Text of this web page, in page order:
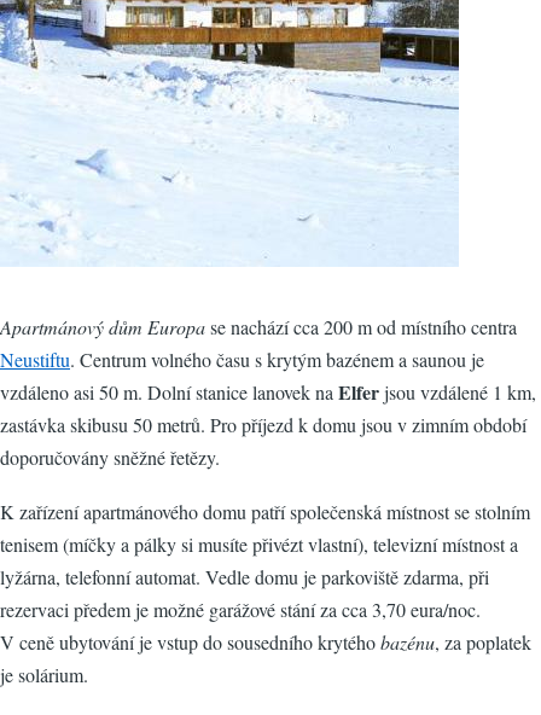
Apartmánový dům Europase nachází cca 200 m od místního centra
Neustiftu. Centrum volného času s krytým bazénem a saunou je
vzdáleno asi 50 m. Dolní stanice lanovek na Elferjsou vzdálené 1 km,
zastávka skibusu 50 metrů. Pro příjezd k domu jsou v zimním období
doporučovány sněžné řetězy.
K zařízení apartmánového domu patří společenská místnost se stolním
tenisem (míčky a pálky si musíte přivézt vlastní), televizní místnost a
lyžárna, telefonní automat. Vedle domu je parkoviště zdarma, při
rezervaci předem je možné garážové stání za cca 3,70 eura/noc.
V ceně ubytování je vstup do sousedního krytéhobazénu, za poplatek
je solárium.